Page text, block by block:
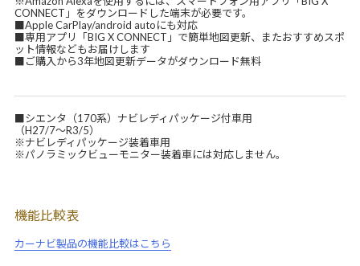
CONNECT」をダウンロードした端末が必要です。
■Apple CarPlay/android autoにも対応
■専用アプリ「BIG X CONNECT」で簡単地図更新、またおすすめスポ
ット情報などもお届けします
■ご購入から3年地図更新データがダウンロード無料
■シエンタ（170系）ナビレディパッケージ付車用
（H27/7～R3/5）
※ナビレディパッケージ装着車用
※パノラミックビューモニター装着車には対応しません。
機能比較表
カーナビ製品の機能比較はこちら